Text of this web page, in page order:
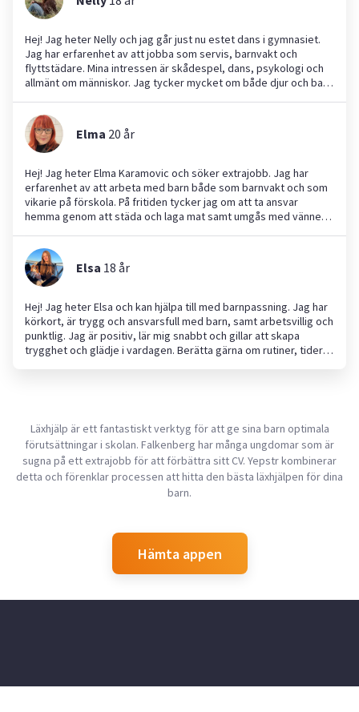
barnen jag passar.
Hej! Jag heter Nelly och jag går just nu estet dans i gymnasiet.
Jag har erfarenhet av att jobba som servis, barnvakt och
flyttstädare. Mina intressen är skådespel, dans, psykologi och
allmänt om människor. Jag tycker mycket om både djur och barn
social och tillmötesgående person.
Elma 20 år
Hej! Jag heter Elma Karamovic och söker extrajobb. Jag har
erfarenhet av att arbeta med barn både som barnvakt och som
vikarie på förskola. På fritiden tycker jag om att ta ansvar
hemma genom att städa och laga mat samt umgås med vänner.
hjälper gärna till där det behövs och är alltid tillgänglig om något
skulle hända. Jag ser fram emot att hjälpa till med barnpassning
eller andra uppdrag där mina erfarenheter kommer till nytta!
Elsa 18 år
Hej! Jag heter Elsa och kan hjälpa till med barnpassning. Jag har
körkort, är trygg och ansvarsfull med barn, samt arbetsvillig och
punktlig. Jag är positiv, lär mig snabbt och gillar att skapa
trygghet och glädje i vardagen. Berätta gärna om rutiner, tider
Läxhjälp är ett fantastiskt verktyg för att ge sina barn optimala
förutsättningar i skolan. Falkenberg har många ungdomar som är
sugna på ett extrajobb för att förbättra sitt CV. Yepstr kombinerar
detta och förenklar processen att hitta den bästa läxhjälpen för dina
barn.
Hämta appen